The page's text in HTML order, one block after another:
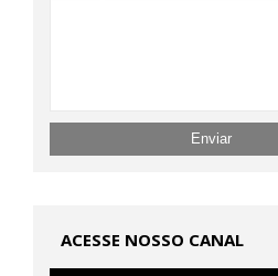
ACESSE NOSSO CANAL